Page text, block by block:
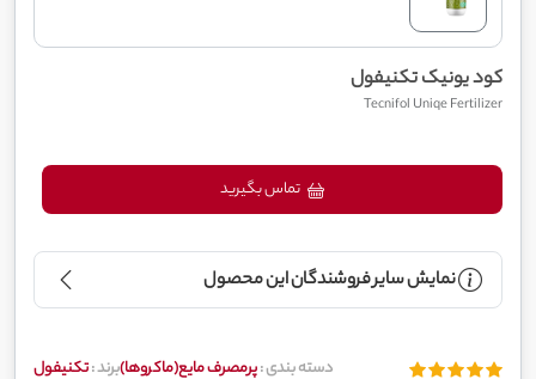
کود یونیک تکنیفول
Tecnifol Uniqe Fertilizer
نمایش سایر فروشندگان این محصول
دسته بندی :پرمصرف مایع(ماکروها)برند :تکنیفول